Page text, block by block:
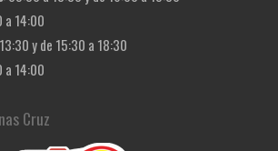
a 14:00
y de 15:30 a 18:30
a 14:00
Cruz